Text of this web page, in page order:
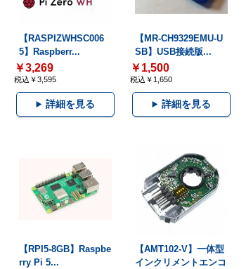
【RASPIZWHSC006
5】Raspberr...
￥3,269
税込￥3,595
詳細を見る
【MR-CH9329EMU-U
SB】USB接続版...
￥1,500
税込￥1,650
詳細を見る
【RPI5-8GB】Raspbe
rry Pi 5...
【AMT102-V】一体型
インクリメントエンコ